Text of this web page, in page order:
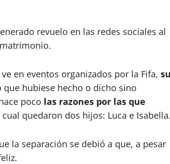
revuelo en las redes sociales al
en eventos organizados por la Fifa,
que hubiese hecho o dicho sino
poco las razones por las que
quedaron dos hijos: Luca e
la separación se debió a que, a pesar